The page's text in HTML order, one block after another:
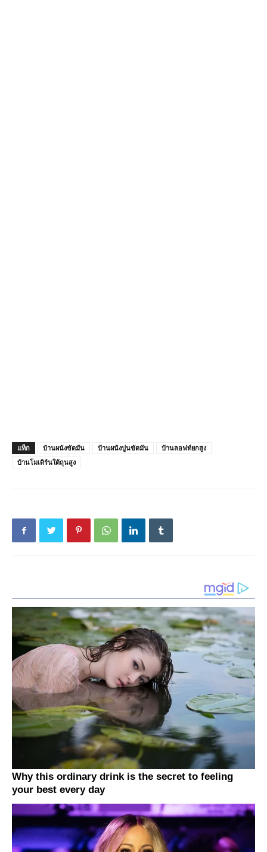
แท็ก บ้านผนังขัดมัน บ้านผนังปูนขัดมัน
บ้านลอฟท์ยกสูง
บ้านโมเดิร์นใต้ถุนสูง